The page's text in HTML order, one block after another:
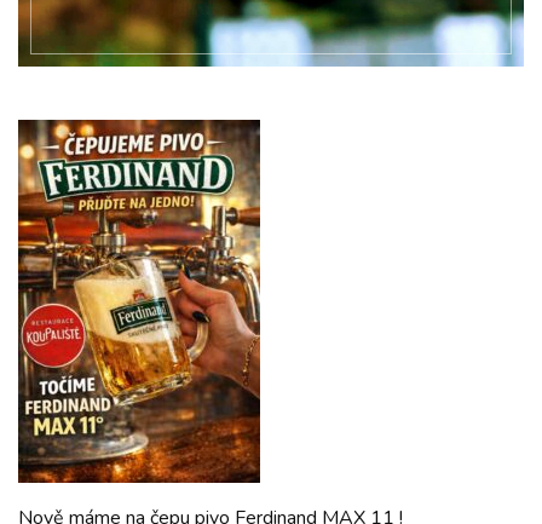
Nově máme na čepu pivo Ferdinand MAX 11 !